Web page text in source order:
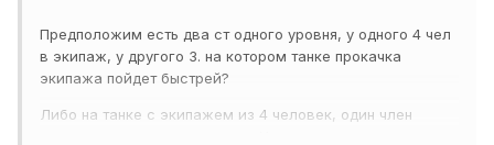
Предположим есть два ст одного уровня, у одного 4 чел
в экипаж, у другого 3. на котором танке прокачка
экипажа пойдет быстрей?
Либо на танке с экипажем из 4 человек, один член